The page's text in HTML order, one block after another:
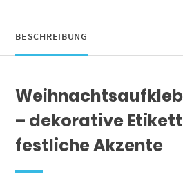
rund
4cm
BESCHREIBUNG
– dekorative
festliche Akzente